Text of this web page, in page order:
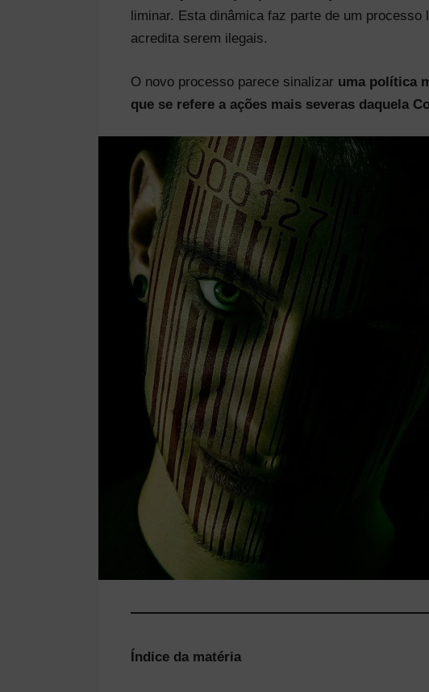
liminar. Esta dinâmica faz parte de um
acredita serem ilegais.
O novo processo parece sinalizar uma política
que se refere a ações mais severas daquela
Índice da matéria